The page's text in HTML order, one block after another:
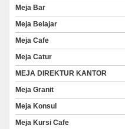
Meja Bar
Meja Belajar
Meja Cafe
Meja Catur
MEJA DIREKTUR KANTOR
Meja Granit
Meja Konsul
Meja Kursi Cafe